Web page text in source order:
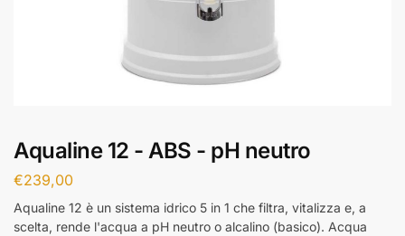
Aqualine 12 - ABS - pH neutro
€239,00
Aqualine 12 è un sistema idrico 5 in 1 che filtra, vitalizza e, a
scelta, rende l'acqua a pH neutro o alcalino (basico). Acqua